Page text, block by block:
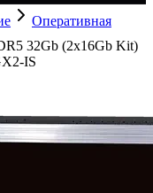
Оперативная
32Gb (2x16Gb Kit)
IS